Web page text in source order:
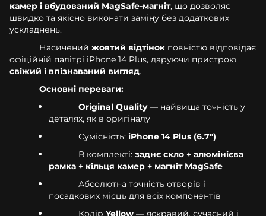
камер і вбудований MagSafe-магніт, що дозволяє
швидко та якісно виконати заміну без додаткових
ускладнень.
Насичений жовтий відтінок повністю відповідає
офіційній палітрі iPhone 14 Plus, даруючи пристрою
свіжий і впізнаваний вигляд.
Основні переваги:
Original Quality— найвища точність у
деталях, як в оригіналу
Сумісність: iPhone 14 Plus (6.7")
В комплекті: заднє скло + алюмінієва
рамка + кільця камер + магніт MagSafe
Абсолютна точність отворів і
посадкових місць для всіх компонентів
Колір Yellow — яскравий, сучасний і